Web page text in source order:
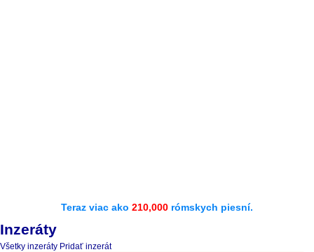
Teraz viac ako 210,000 rómskych piesní.
Inzeráty
Všetky inzeráty Pridať inzerát